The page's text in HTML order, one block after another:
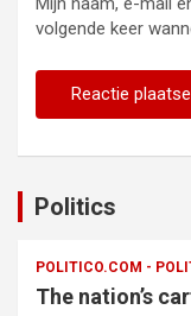
volgende keer
Politics
POLITICO.COM -
The nation’s